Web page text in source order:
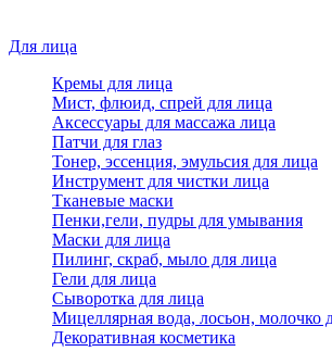
Для лица
Кремы для лица
Мист, флюид, спрей для лица
Аксессуары для массажа лица
Патчи для глаз
Тонер, эссенция, эмульсия для лица
Инструмент для чистки лица
Тканевые маски
Пенки,гели, пудры для умывания
Маски для лица
Пилинг, скраб, мыло для лица
Гели для лица
Сыворотка для лица
Мицеллярная вода, лосьон, молочко
Декоративная косметика